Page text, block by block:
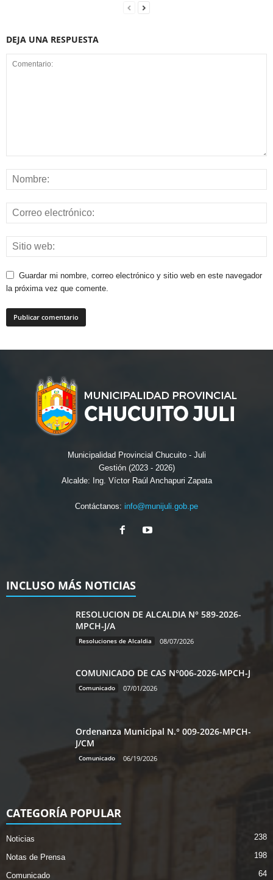
DEJA UNA RESPUESTA
Guardar mi nombre, correo electrónico y sitio web en este navegador
la próxima vez que comente.
Municipalidad Provincial Chucuito - Juli
Gestión (2023 - 2026)
Alcalde: Ing. Víctor Raúl Anchapuri Zapata
Contáctanos: info@munijuli.gob.pe
INCLUSO MÁS NOTICIAS
RESOLUCION DE ALCALDIA N° 589-2026-
MPCH-J/A
Resoluciones de Alcaldia 08/07/2026
COMUNICADO DE CAS N°006-2026-MPCH-J
Comunicado 07/01/2026
Ordenanza Municipal N.° 009-2026-MPCH-
J/CM
Comunicado 06/19/2026
CATEGORÍA POPULAR
Noticias 238
Notas de Prensa 198
Comunicado 64